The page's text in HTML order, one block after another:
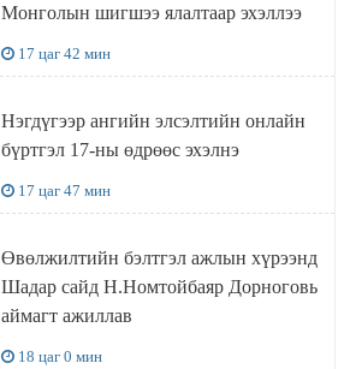
Монголын шигшээ ялалтаар эхэллээ
17 цаг 42 мин
Нэгдүгээр ангийн элсэлтийн онлайн
бүртгэл 17-ны өдрөөс эхэлнэ
17 цаг 47 мин
Өвөлжилтийн бэлтгэл ажлын хүрээнд
Шадар сайд Н.Номтойбаяр Дорноговь
аймагт ажиллав
18 цаг 0 мин